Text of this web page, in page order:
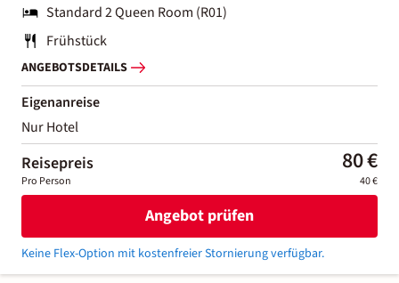
Standard 2 Queen Room (R01)
Frühstück
ANGEBOTSDETAILS
Eigenanreise
Nur Hotel
Reisepreis 80 €
Pro Person 40 €
Angebot prüfen
Keine Flex-Option mit kostenfreier Stornierung verfügbar.